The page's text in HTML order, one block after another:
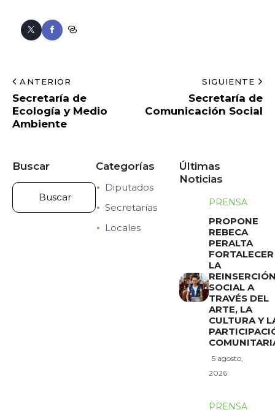
ANTERIOR
Secretaría de
Ecología y Medio
Ambiente
SIGUIENTE
Secretaría de
Comunicación Social
Buscar Categorías
Diputados
Secretarías
Locales
Últimas
Noticias
PRENSA
PROPONE
REBECA
PERALTA
FORTALECER
LA
SOCIAL A
TRAVÉS DEL
ARTE, LA
CULTURA Y
5 agosto,
2026
PRENSA